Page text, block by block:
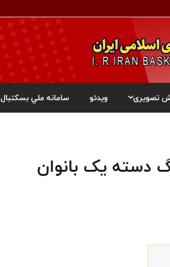
تصویری ویدئو سامانه ملي بسکتبال
دسته یک بانوان